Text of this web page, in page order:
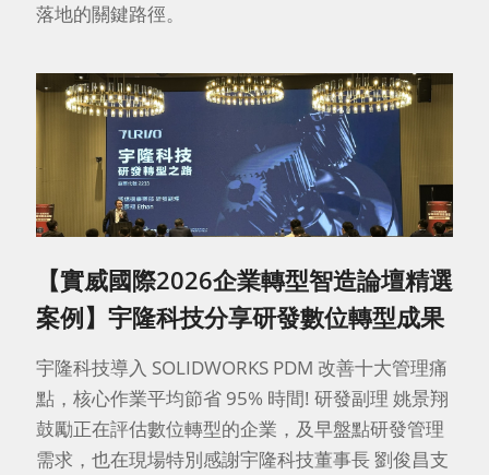
落地的關鍵路徑。
【實威國際2026企業轉型智造論壇精選
案例】宇隆科技分享研發數位轉型成果
宇隆科技導入 SOLIDWORKS PDM 改善十大管理痛
點，核心作業平均節省 95% 時間! 研發副理 姚景翔
鼓勵正在評估數位轉型的企業，及早盤點研發管理
需求，也在現場特別感謝宇隆科技董事長 劉俊昌支